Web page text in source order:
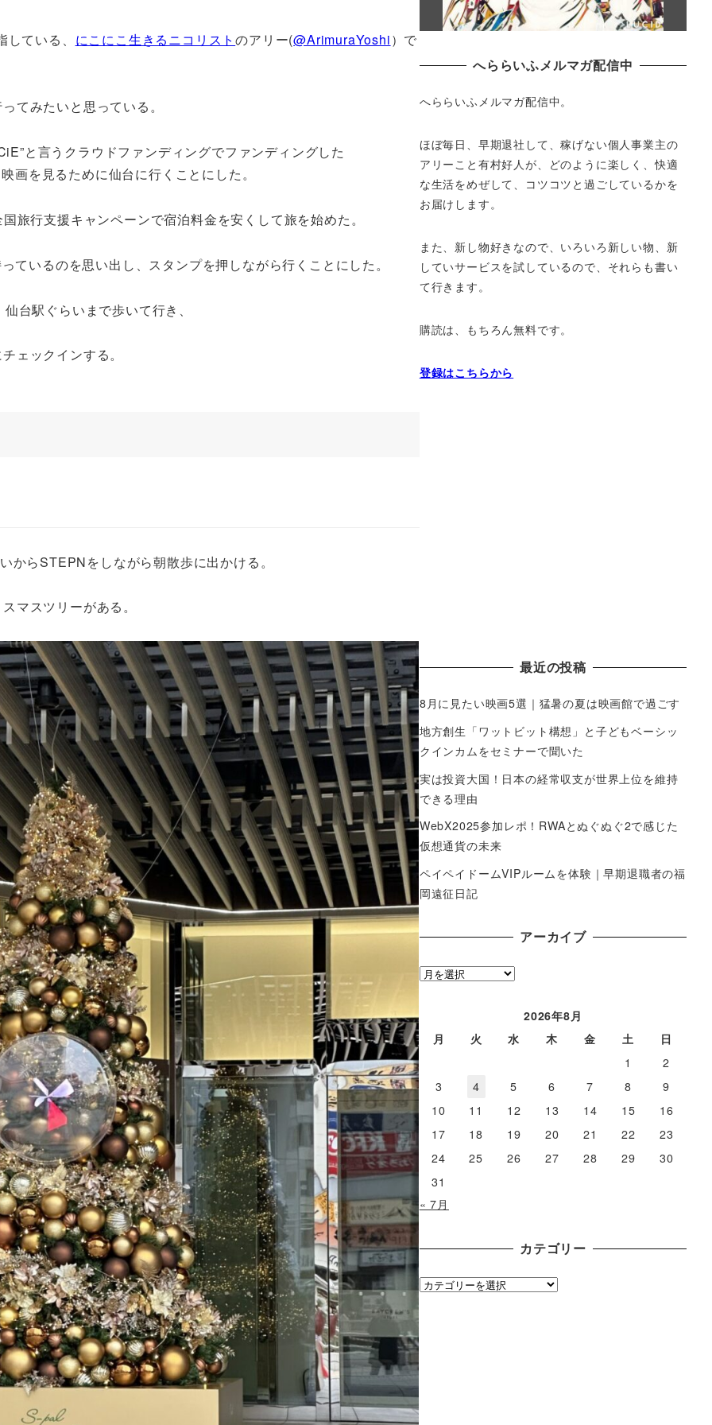
ている、 にこにこ生きるニコリストのアリー(@ArimuraYoshi）で
てみたいと思っている。
と言うクラウドファンディングでファンディングした
を見るために仙台に行くことにした。
旅行支援キャンペーンで宿泊料金を安くして旅を始めた。
いるのを思い出し、スタンプを押しながら行くことにした。
台駅ぐらいまで歩いて行き、
ェックインする。
らSTEPNをしながら朝散歩に出かける。
マスツリーがある。
へららいふメルマガ配信中
へららいふメルマガ配信中。
ほぼ毎日、早期退社して、稼げない個人事業主の
アリーこと有村好人が、どのように楽しく、快適
な生活をめぜして、 コツコツと過ごしているかを
お届けします。
また、新し物好きなので、いろいろ新しい物、 新
していサービスを試しているので、それらも書い
て行きます。
購読は、もちろん無料です。
登録はこちらから
最近の投稿
8月に見たい映画5選｜猛暑の夏は映画館で過ごす
地方創生「ワットビット構想」と子どもベーシッ
クインカムをセミナーで聞いた
実は投資大国！日本の経常収支が世界上位を維持
できる理由
WebX2025参加レポ！RWAとぬぐぬぐ2で感じた
仮想通貨の未来
ペイペイドームVIPルームを体験｜早期退職者の福
岡遠征日記
アーカイブ
ア
カ
イ
ブ
2026年8月
月
火 水 木 金 土
日
1
2
3
4 5 6 7 8
9
10
11 12 13 14 15
16
17
18 19 20 21 22
23
24
25 26 27 28 29
30
31
« 7月
カテゴリー
カ
テ
ゴ
リ
ー